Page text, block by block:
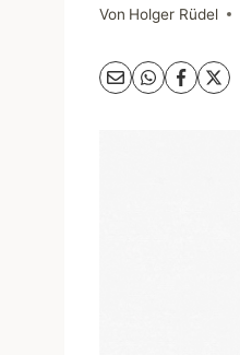
Von Holger Rüdel